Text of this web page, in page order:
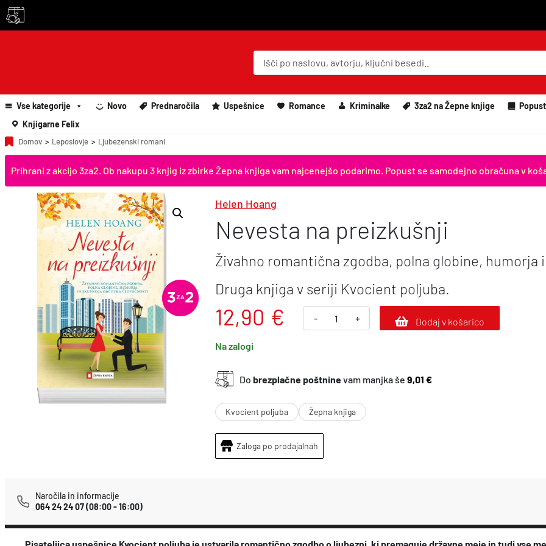
P
o
u
c
t
c
Vse kategorije Novo Prednaročila Uspešnice Romance Kriminalke 3za2 na Žepne knjige
Knjigarne Felix
Domov > Leposlovje > Ljubezenski romani
Prihrani z akcijo 3za2. Ob nakupu 3 knjig iz zbirke Žepna knjiga vam najcenejšo podarimo. Popust se samodejno obračuna v
Helen Hoang
Nevesta na preizkušnji
Živahno romantična zgodba, polna globine,
Druga knjiga v seriji Kvocient poljuba.
12,90 € -
e
a
n
e
+ Dodaj v košarico
Na zalogi
Dobrezplačne poštninevam manjka še9,01 €
Kvocient poljuba Žepna knjiga
Zaloga po prodajalnah
Naročila in informacije
064 24 24 07(08:00 - 16:00)